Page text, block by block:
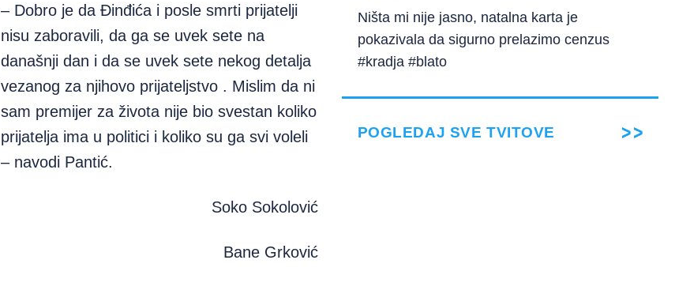
– Dobro je da Đinđića i posle smrti prijatelji
nisu zaboravili, da ga se uvek sete na
današnji dan i da se uvek sete nekog detalja
vezanog za njihovo prijateljstvo . Mislim da ni
sam premijer za života nije bio svestan koliko
prijatelja ima u politici i koliko su ga svi voleli
– navodi Pantić.
Soko Sokolović
Bane Grković
Ništa mi nije jasno, natalna karta je
pokazivala da sigurno prelazimo cenzus
#kradja #blato
POGLEDAJ SVE TVITOVE